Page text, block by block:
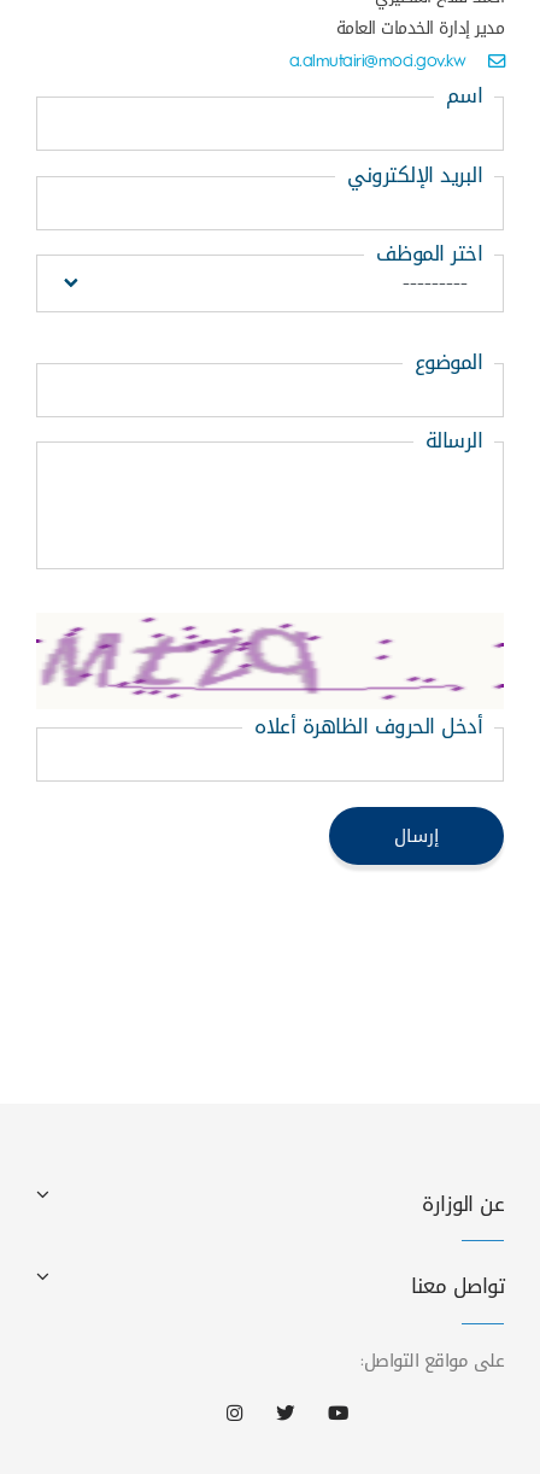
مدير إدارة الخدمات العامة
a.almutairi@moci.gov.kw
اسم
البريد الإلكتروني
اختر الموظف
---------
الموضوع
الرسالة
أدخل الحروف الظاهرة أعلاه
إرسال
عن الوزارة
تواصل معنا
على مواقع التواصل: